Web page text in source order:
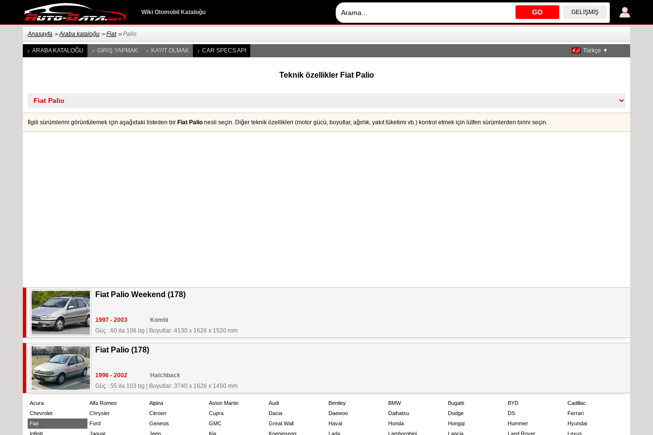
GO GELIŞMIŞ
Wiki Otomobil Kataloğu
Anasayfa >> Araba kataloğu >> Fiat >> Palio
ARABA KATALOĞU GIRIŞ YAPMAK KAYIT OLMAK CAR SPECS API Türkçe ▼
Teknik özellikler Fiat Palio
İlgili sürümlerini görüntülemek için aşağıdaki listeden bir Fiat Palio nesli seçin. Diğer teknik özellikleri (motor gücü, boyutlar, ağırlık, yakıt tüketimi vb.) kontrol etmek için lütfen sürümlerden birini seçin.
Fiat Palio Weekend (178)
1997 - 2003
Kombi
Güç : 60 ila 106 bg
Boyutlar: 4130 x 1626 x 1520 mm
Fiat Palio (178)
1996 - 2002
Hatchback
Güç : 55 ila 103 bg
Boyutlar: 3740 x 1626 x 1450 mm
Acura Alfa Romeo Alpina Aston Martin Audi Bentley BMW Bugatti BYD
Cadillac
Chevrolet
Chrysler Citroen Cupra Dacia Daewoo Daihatsu Dodge DS
Ferrari
Fiat
Ford Genesis GMC Great Wall Haval Honda Hongqi Hummer
Hyundai
Infiniti
Jaguar Jeep Kia Koenigsegg Lada Lamborghini Lancia Land Rover Lexus